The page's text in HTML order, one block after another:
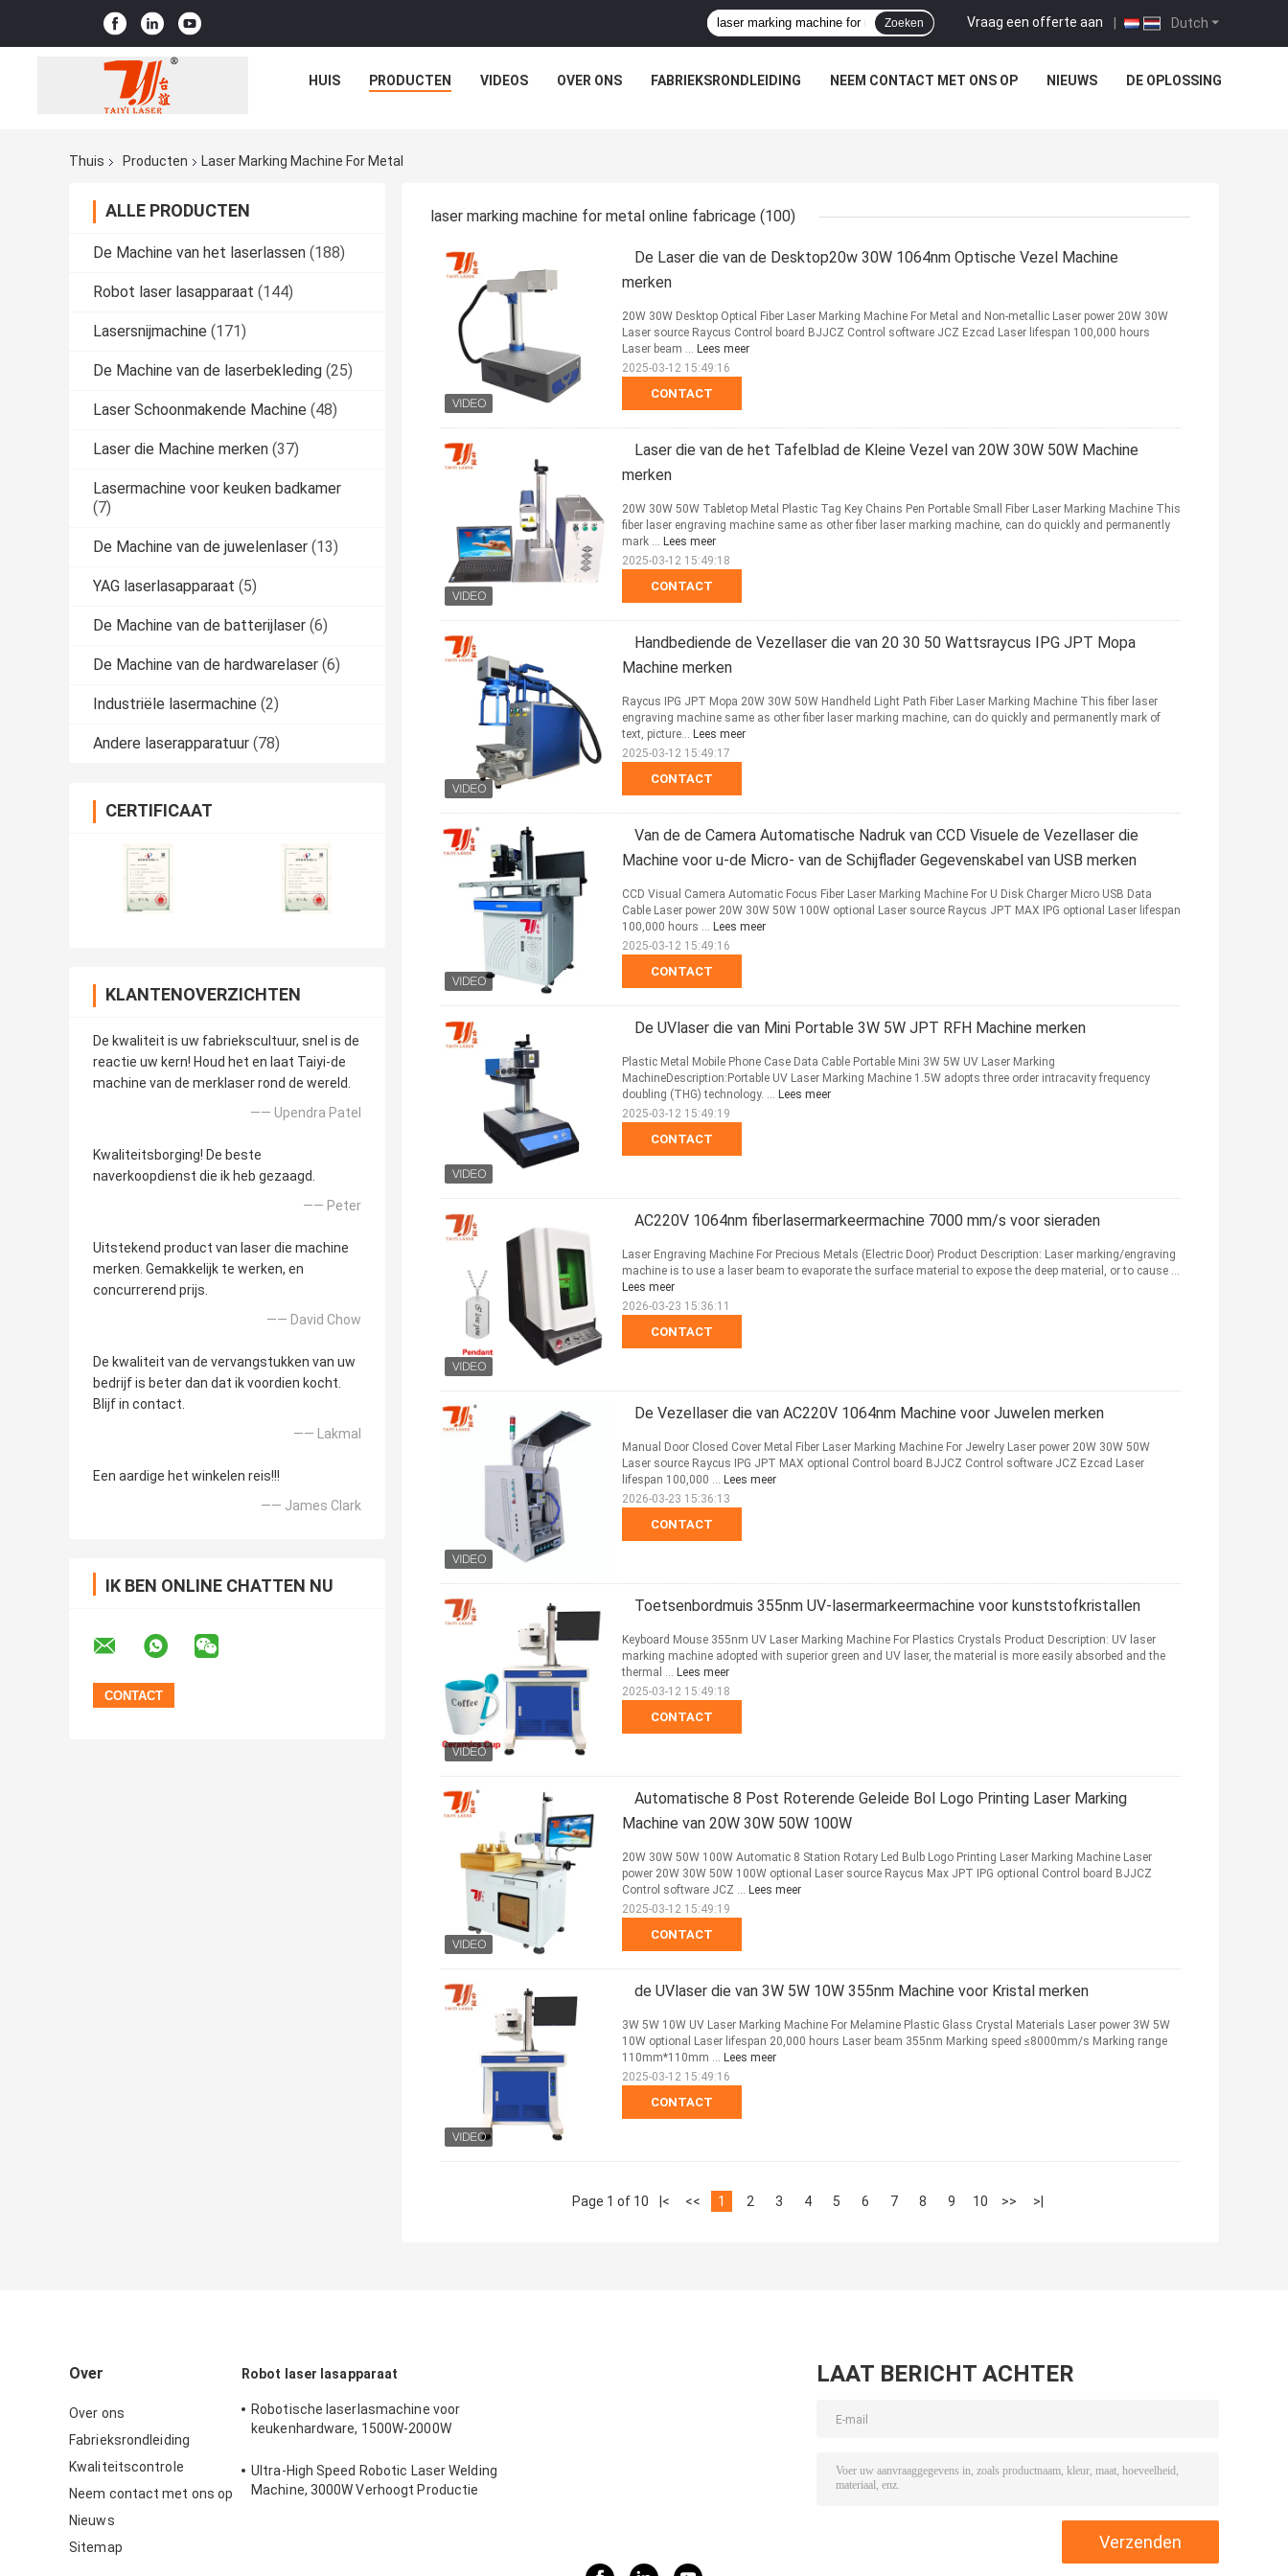
Dutch
Vraag een offerte aan |
Zoeken
HUIS PRODUCTEN VIDEOS OVER ONS FABRIEKSRONDLEIDING NEEM CONTACT MET ONS OP NIEUWS DE OPLOSSING
Thuis Producten Laser Marking Machine For Metal
ALLE PRODUCTEN
De Machine van het laserlassen (188)
Robot laser lasapparaat (144)
Lasersnijmachine (171)
De Machine van de laserbekleding (25)
Laser Schoonmakende Machine (48)
Laser die Machine merken (37)
Lasermachine voor keuken badkamer
(7)
De Machine van de juwelenlaser (13)
YAG laserlasapparaat (5)
De Machine van de batterijlaser (6)
De Machine van de hardwarelaser (6)
Industriële lasermachine (2)
Andere laserapparatuur (78)
CERTIFICAAT
KLANTENOVERZICHTEN
De kwaliteit is uw fabriekscultuur, snel is de
reactie uw kern! Houd het en laat Taiyi-de
machine van de merklaser rond de wereld.
—— Upendra Patel
Kwaliteitsborging! De beste
naverkoopdienst die ik heb gezaagd.
—— Peter
Uitstekend product van laser die machine
merken. Gemakkelijk te werken, en
concurrerend prijs.
—— David Chow
De kwaliteit van de vervangstukken van uw
bedrijf is beter dan dat ik voordien kocht.
Blijf in contact.
—— Lakmal
Een aardige het winkelen reis!!!
—— James Clark
IK BEN ONLINE CHATTEN NU
laser marking machine for metal online fabricage (100)
De Laser die van de Desktop20w 30W 1064nm Optische Vezel Machine
merken
CONTACT
20W 30W Desktop Optical Fiber Laser Marking Machine For Metal and Non-metallic Laser power 20W 30W
Laser source Raycus Control board BJJCZ Control software JCZ Ezcad Laser lifespan 100,000 hours
Laser beam ... Lees meer
2025-03-12 15:49:16
Laser die van de het Tafelblad de Kleine Vezel van 20W 30W 50W Machine
merken
CONTACT
20W 30W 50W Tabletop Metal Plastic Tag Key Chains Pen Portable Small Fiber Laser Marking Machine This
fiber laser engraving machine same as other fiber laser marking machine, can do quickly and permanently
mark ... Lees meer
2025-03-12 15:49:18
Handbediende de Vezellaser die van 20 30 50 Wattsraycus IPG JPT Mopa
Machine merken
CONTACT
Raycus IPG JPT Mopa 20W 30W 50W Handheld Light Path Fiber Laser Marking Machine This fiber laser
engraving machine same as other fiber laser marking machine, can do quickly and permanently mark of
text, picture... Lees meer
2025-03-12 15:49:17
Van de de Camera Automatische Nadruk van CCD Visuele de Vezellaser die
Machine voor u-de Micro- van de Schijflader Gegevenskabel van USB merken
CONTACT
CCD Visual Camera Automatic Focus Fiber Laser Marking Machine For U Disk Charger Micro USB Data
Cable Laser power 20W 30W 50W 100W optional Laser source Raycus JPT MAX IPG optional Laser lifespan
100,000 hours ... Lees meer
2025-03-12 15:49:16
De UVlaser die van Mini Portable 3W 5W JPT RFH Machine merken
CONTACT
Plastic Metal Mobile Phone Case Data Cable Portable Mini 3W 5W UV Laser Marking
MachineDescription:Portable UV Laser Marking Machine 1.5W adopts three order intracavity frequency
doubling (THG) technology. ... Lees meer
2025-03-12 15:49:19
AC220V 1064nm fiberlasermarkeermachine 7000 mm/s voor sieraden
CONTACT
Laser Engraving Machine For Precious Metals (Electric Door) Product Description: Laser marking/engraving
machine is to use a laser beam to evaporate the surface material to expose the deep material, or to cause ...
Lees meer
2026-03-23 15:36:11
De Vezellaser die van AC220V 1064nm Machine voor Juwelen merken
CONTACT
Manual Door Closed Cover Metal Fiber Laser Marking Machine For Jewelry Laser power 20W 30W 50W
Laser source Raycus IPG JPT MAX optional Control board BJJCZ Control software JCZ Ezcad Laser
lifespan 100,000 ... Lees meer
2026-03-23 15:36:13
Toetsenbordmuis 355nm UV-lasermarkeermachine voor kunststofkristallen
CONTACT
Keyboard Mouse 355nm UV Laser Marking Machine For Plastics Crystals Product Description: UV laser
marking machine adopted with superior green and UV laser, the material is more easily absorbed and the
thermal ... Lees meer
2025-03-12 15:49:18
Automatische 8 Post Roterende Geleide Bol Logo Printing Laser Marking
Machine van 20W 30W 50W 100W
CONTACT
20W 30W 50W 100W Automatic 8 Station Rotary Led Bulb Logo Printing Laser Marking Machine Laser
power 20W 30W 50W 100W optional Laser source Raycus Max JPT IPG optional Control board BJJCZ
Control software JCZ ... Lees meer
2025-03-12 15:49:19
de UVlaser die van 3W 5W 10W 355nm Machine voor Kristal merken
CONTACT
3W 5W 10W UV Laser Marking Machine For Melamine Plastic Glass Crystal Materials Laser power 3W 5W
10W optional Laser lifespan 20,000 hours Laser beam 355nm Marking speed ≤8000mm/s Marking range
110mm*110mm ... Lees meer
2025-03-12 15:49:16
Page 1 of 10 |< << 1 2 3 4 5 6 7 8 9 10 >> >|
Over
Over ons
Fabrieksrondleiding
Kwaliteitscontrole
Neem contact met ons op
Nieuws
Sitemap
Robot laser lasapparaat
Robotische laserlasmachine voor
keukenhardware, 1500W-2000W
Ultra-High Speed Robotic Laser Welding
Machine, 3000W Verhoogt Productie
LAAT BERICHT ACHTER